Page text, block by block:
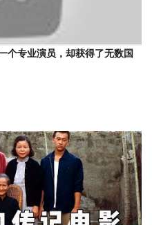
个专业演员，却获得了无数国